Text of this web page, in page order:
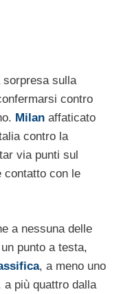
sulla
contro
Milan affaticato
contro la
via punti sul
contatto con le
a nessuna delle
punto a testa,
, a meno uno
più quattro dalla